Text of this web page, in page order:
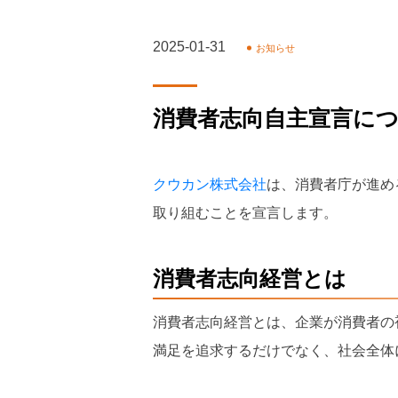
2025-01-31 お知らせ
消費者志向自主宣言に
クウカン株式会社は、消費者庁が進め
取り組むことを宣言します。
消費者志向経営とは
消費者志向経営とは、企業が消費者
満足を追求するだけでなく、社会全